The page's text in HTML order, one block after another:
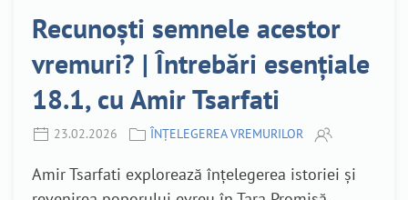
Recunoști semnele acestor
vremuri? | Întrebări esențiale
18.1, cu Amir Tsarfati
23.02.2026 ÎNȚELEGEREA VREMURILOR
Amir Tsarfati explorează înțelegerea istoriei și